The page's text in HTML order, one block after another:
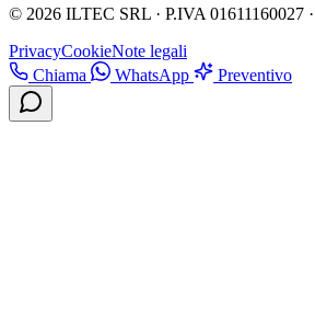
© 2026 ILTEC SRL · P.IVA 01611160027
PrivacyCookieNote legali
Chiama
WhatsApp Preventivo